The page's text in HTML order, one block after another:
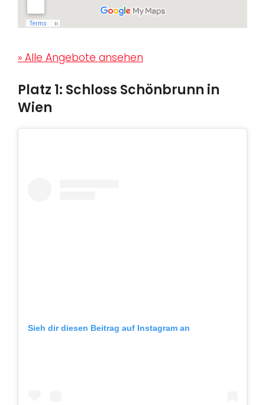
» Alle Angebote ansehen
Platz 1: Schloss Schönbrunn in
Wien
Sieh dir diesen Beitrag auf Instagram an